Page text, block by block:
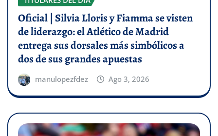
Oficial | Silvia Lloris y Fiamma se visten
de liderazgo: el Atlético de Madrid
entrega sus dorsales más simbólicos a
dos de sus grandes apuestas
manulopezfdez Ago 3, 2026